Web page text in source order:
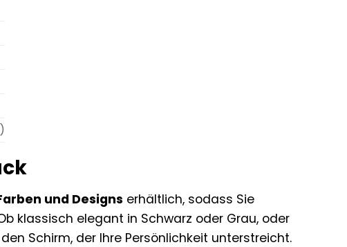
und Designs erhältlich, sodass Sie
klassisch elegant in Schwarz oder Grau, oder
Schirm, der Ihre Persönlichkeit unterstreicht.